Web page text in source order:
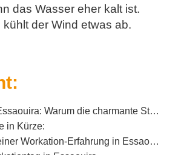
das Wasser eher kalt ist.
kühlt der Wind etwas ab.
die charmante Stadt am Meer ein perfektes Ziel ist
in Kürze:
Workation-Erfahrung in Essaouira